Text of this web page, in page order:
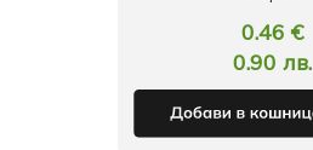
0.46 €
0.90 лв.